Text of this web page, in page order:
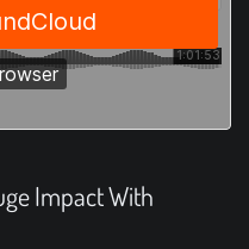
Impact With